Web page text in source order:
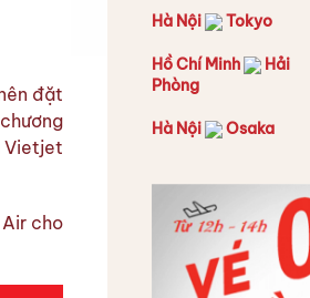
đặt
Vietjet
cho
Hà Nội Tokyo
Hồ Chí Minh
Hải
Phòng
Hà Nội Osaka